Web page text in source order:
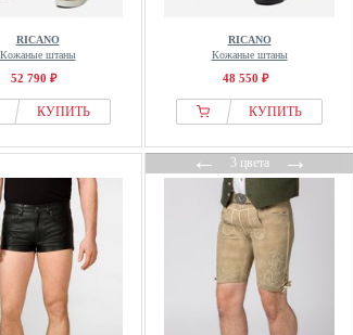
RICANO
Кожаные штаны
52 790 ₽
КУПИТЬ
RICANO
Кожаные штаны
48 550 ₽
КУПИТЬ
←3 цвета→